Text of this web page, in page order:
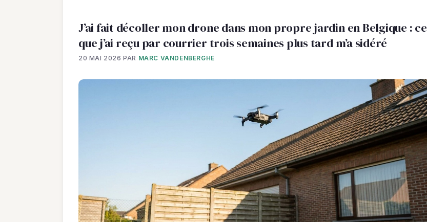
J’ai fait décoller mon drone dans mon propre jardin en Belgique : ce
que j’ai reçu par courrier trois semaines plus tard m’a sidéré
20 MAI 2026 PAR MARC VANDENBERGHE